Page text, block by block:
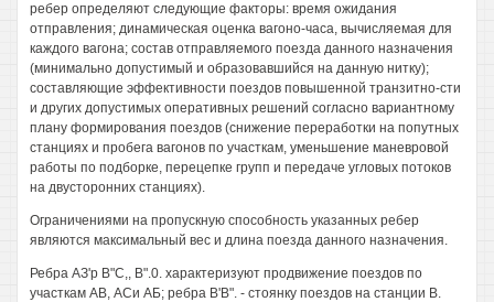
ребер определяют следующие факторы: время ожидания
отправления; динамическая оценка вагоно-часа, вычисляемая для
каждого вагона; состав отправляемого поезда данного назначения
(минимально допустимый и образовавшийся на данную нитку);
составляющие эффективности поездов повышенной транзитно-сти
и других допустимых оперативных решений согласно вариантному
плану формирования поездов (снижение переработки на попутных
станциях и пробега вагонов по участкам, уменьшение маневровой
работы по подборке, перецепке групп и передаче угловых потоков
на двусторонних станциях).
Ограничениями на пропускную способность указанных ребер
являются максимальный вес и длина поезда данного назначения.
Ребра АЗ'р В"С,, В".0. характеризуют продвижение поездов по
участкам АВ, АСи АБ; ребра В'В". - стоянку поездов на станции В.